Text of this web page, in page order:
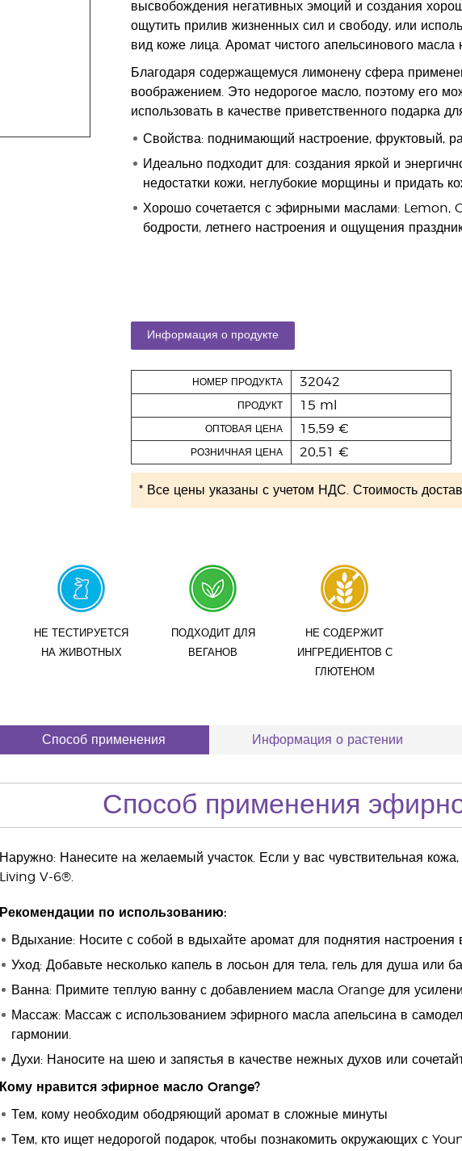
высвобождения негативных эмоций и создания
ощутить прилив жизненных сил и свободу, или
вид коже лица. Аромат чистого апельсинового
Благодаря содержащемуся лимонену сфера
воображением. Это недорогое масло, поэтому его
использовать в качестве приветственного подарка
Свойства: поднимающий настроение, фруктовый,
Идеально подходит для: создания яркой и
недостатки кожи, неглубокие морщины и придать
Хорошо сочетается с эфирными маслами:
бодрости, летнего настроения и ощущения
Информация о продукте
НОМЕР ПРОДУКТА 32042
ПРОДУКТ 15 ml
ОПТОВАЯ ЦЕНА 15,59 €
РОЗНИЧНАЯ ЦЕНА 20,51 €
* Все цены указаны с учетом НДС. Стоимость
НЕ ТЕСТИРУЕТСЯ
НА ЖИВОТНЫХ
ПОДХОДИТ ДЛЯ
ВЕГАНОВ
НЕ СОДЕРЖИТ
ИНГРЕДИЕНТОВ С
ГЛЮТЕНОМ
Способ применения Информация о растении
Способ применения
Наружно: Нанесите на желаемый участок. Если у вас чувствительная
Living V-6®.
Рекомендации по использованию:
Вдыхание: Носите с собой в вдыхайте аромат для поднятия настроения
Уход: Добавьте несколько капель в лосьон для тела, гель для душа или
Ванна: Примите теплую ванну с добавлением масла Orange для
Массаж: Массаж с использованием эфирного масла апельсина в
гармонии.
Духи: Наносите на шею и запястья в качестве нежных духов или
Кому нравится эфирное масло Orange?
Тем, кому необходим ободряющий аромат в сложные минуты
Тем, кто ищет недорогой подарок, чтобы познакомить окружающих с